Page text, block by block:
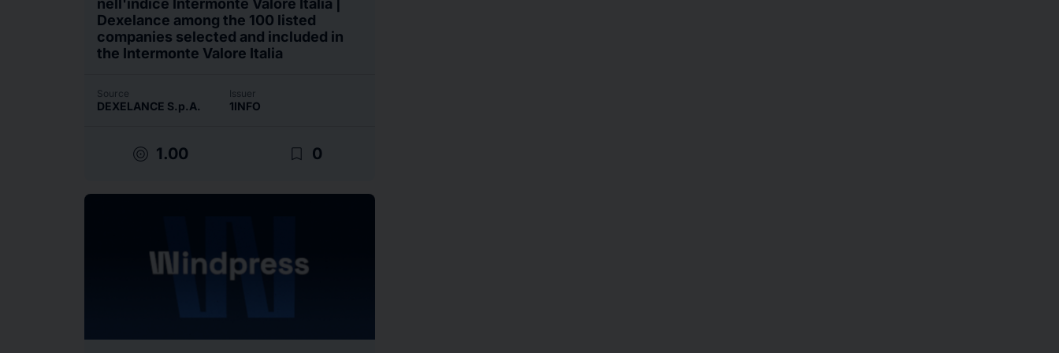
nell'indice Intermonte Valore Italia |
Dexelance among the 100 listed
companies selected and included in
the Intermonte Valore Italia
Source
DEXELANCE S.p.A.
Issuer
1INFO
target 1.00 bookmark_border 0